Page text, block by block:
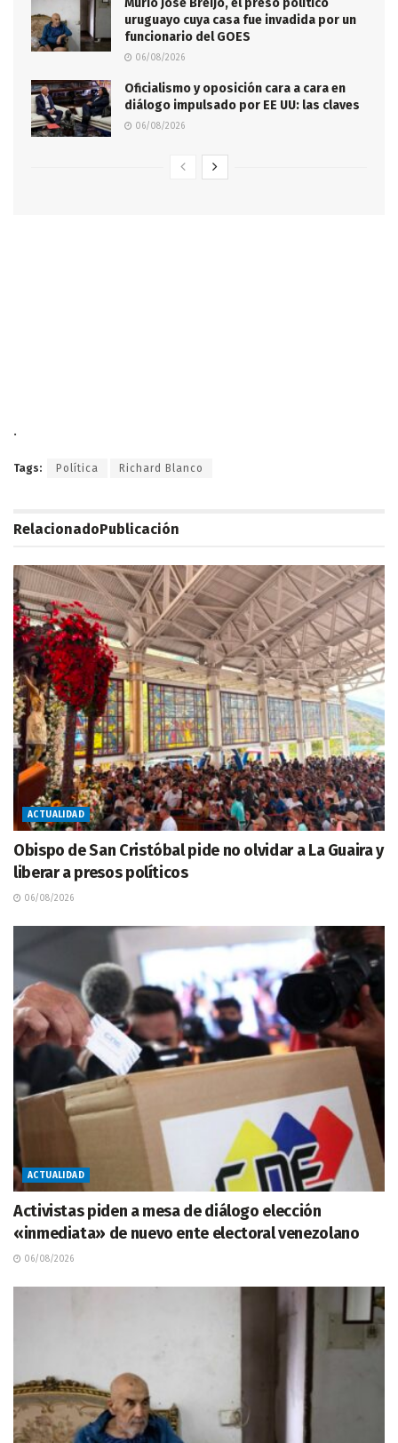
uruguayo cuya casa fue invadida por un
funcionario del GOES
06/08/2026
Oficialismo y oposición cara a cara en
diálogo impulsado por EE UU: las claves
06/08/2026
.
Tags: Política Richard Blanco
RelacionadoPublicación
ACTUALIDAD
Obispo de San Cristóbal pide no olvidar a La Guaira y
liberar a presos políticos
06/08/2026
ACTUALIDAD
Activistas piden a mesa de diálogo elección
«inmediata» de nuevo ente electoral venezolano
06/08/2026